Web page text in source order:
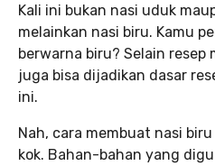
Kali ini bukan nasi uduk
melainkan nasi biru. Kamu
berwarna biru? Selain resep
juga bisa dijadikan dasar
ini.
Nah, cara membuat nasi
kok. Bahan-bahan yang